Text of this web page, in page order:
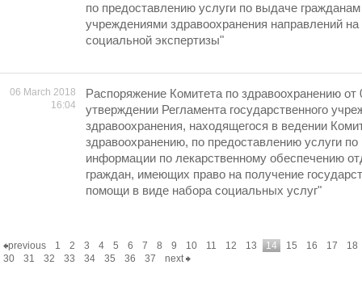
по предоставлению услуги по выдаче
учреждениями здравоохранения направлений
социальной экспертизы"
06 March 2018
16:04
Распоряжение Комитета по здравоохранению
утверждении Регламента государственного
здравоохранения, находящегося в ведении
здравоохранению, по предоставлению услуги
информации по лекарственному обеспечению
граждан, имеющих право на получение
помощи в виде набора социальных услуг"
previous 1 2 3 4 5 6 7 8 9 10 11 12 13 14 15 16 17
18
30
31 32 33 34 35 36 37 next